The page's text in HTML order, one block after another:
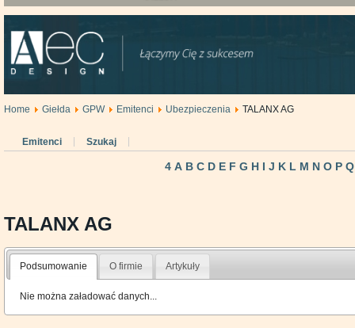
Home Giełda GPW Emitenci Ubezpieczenia TALANX AG
Emitenci Szukaj
4 A B C D E F G H I J K L M N O P Q
TALANX AG
Podsumowanie O firmie Artykuły
Nie można załadować danych...